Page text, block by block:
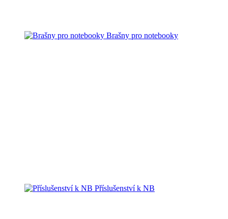
Brašny pro notebooky
Příslušenství k NB